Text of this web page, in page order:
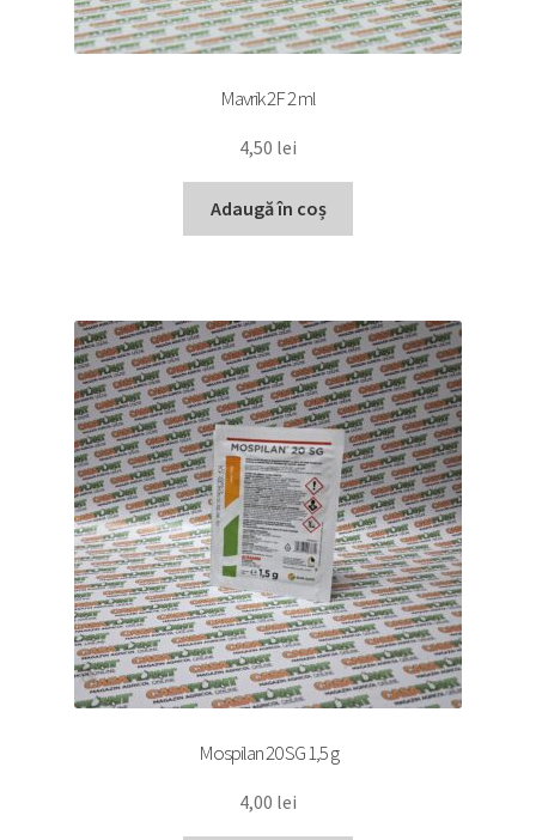
Mavrik 2F 2 ml
4,50 lei
Adaugă în coș
Mospilan 20 SG 1,5 g
4,00 lei